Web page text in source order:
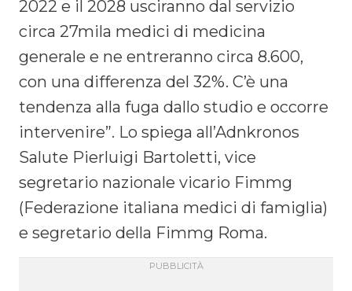
2022 e il 2028 usciranno dal servizio
circa 27mila medici di medicina
generale e ne entreranno circa 8.600,
con una differenza del 32%. C’è una
tendenza alla fuga dallo studio e occorre
intervenire”. Lo spiega all’Adnkronos
Salute Pierluigi Bartoletti, vice
segretario nazionale vicario Fimmg
(Federazione italiana medici di famiglia)
e segretario della Fimmg Roma.